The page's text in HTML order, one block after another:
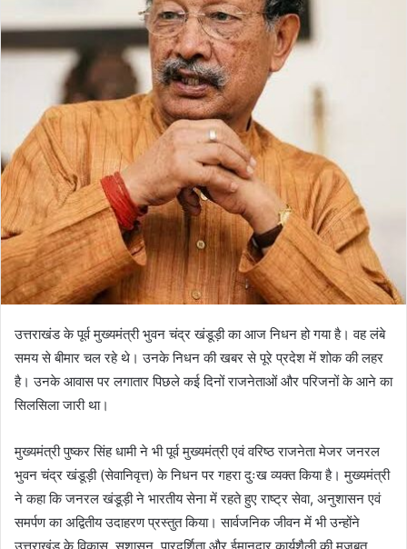
उत्तराखंड के पूर्व मुख्यमंत्री भुवन चंद्र खंडूड़ी का आज निधन हो गया है। वह लंबे
समय से बीमार चल रहे थे। उनके निधन की खबर से पूरे प्रदेश में शोक की लहर
है। उनके आवास पर लगातार पिछले कई दिनों राजनेताओं और परिजनों के आने का
सिलसिला जारी था।
मुख्यमंत्री पुष्कर सिंह धामी ने भी पूर्व मुख्यमंत्री एवं वरिष्ठ राजनेता मेजर जनरल
भुवन चंद्र खंडूड़ी (सेवानिवृत्त) के निधन पर गहरा दुःख व्यक्त किया है। मुख्यमंत्री
ने कहा कि जनरल खंडूड़ी ने भारतीय सेना में रहते हुए राष्ट्र सेवा, अनुशासन एवं
समर्पण का अद्वितीय उदाहरण प्रस्तुत किया। सार्वजनिक जीवन में भी उन्होंने